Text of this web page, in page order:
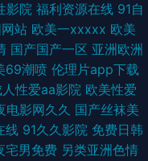
线视频视频 国产特黄色网址
av 91se 91宅男在线网站 国
99久久国产精品系列 国内日
熟女豆花视频 岛国三级网站
影院 福利资源在线 91自
站 欧美一xxxxx 欧美
国产国产一区 亚洲欧洲
69潮喷 伦理片app下载
人性爱aa影院 欧美性爱
电影网久久 国产丝袜美
线 91久久影院 免费日韩
宅男免费 另类亚洲色情